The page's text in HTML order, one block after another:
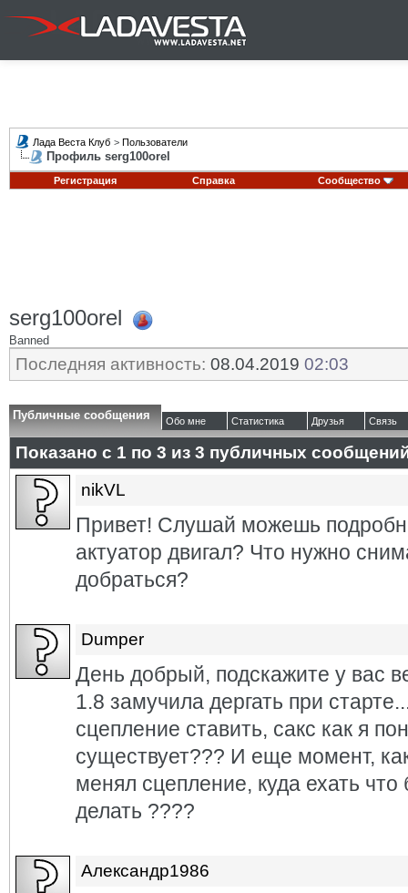
Лада Веста Клуб > Пользователи
Профиль serg100orel
Регистрация Справка Сообщество
serg100orel
Banned
Последняя активность: 08.04.2019 02:03
Публичные сообщения Обо мне Статистика Друзья Связь
Показано с 1 по 3 из 3 публичных
nikVL
Привет! Слушай можешь
актуатор двигал? Что нужно
добраться?
Dumper
День добрый, подскажите у вас
1.8 замучила дергать при
сцепление ставить, сакс как я
существует??? И еще момент,
менял сцепление, куда ехать
делать ????
Александр1986